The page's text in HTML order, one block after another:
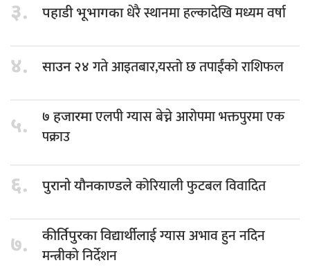
३. पहाडी भूभागकाधेरै स्थानमा हल्कादेखि मध्यम वर्षा
४. साउन २४गते आइतबार,यस्तो छ तपाईंको राशिफल
५. ७ हजारमाएलपी ग्यास बेच्ने आरोपमा भक्तपुरमा एक
पक्राउ
६. पुरानो यौनकाण्डलेकोरियाली फुटबल विवादित
७. कीर्तिपुरका विद्यार्थीलाईग्यास अभाव हुन नदिन
मन्त्रीको निर्देशन